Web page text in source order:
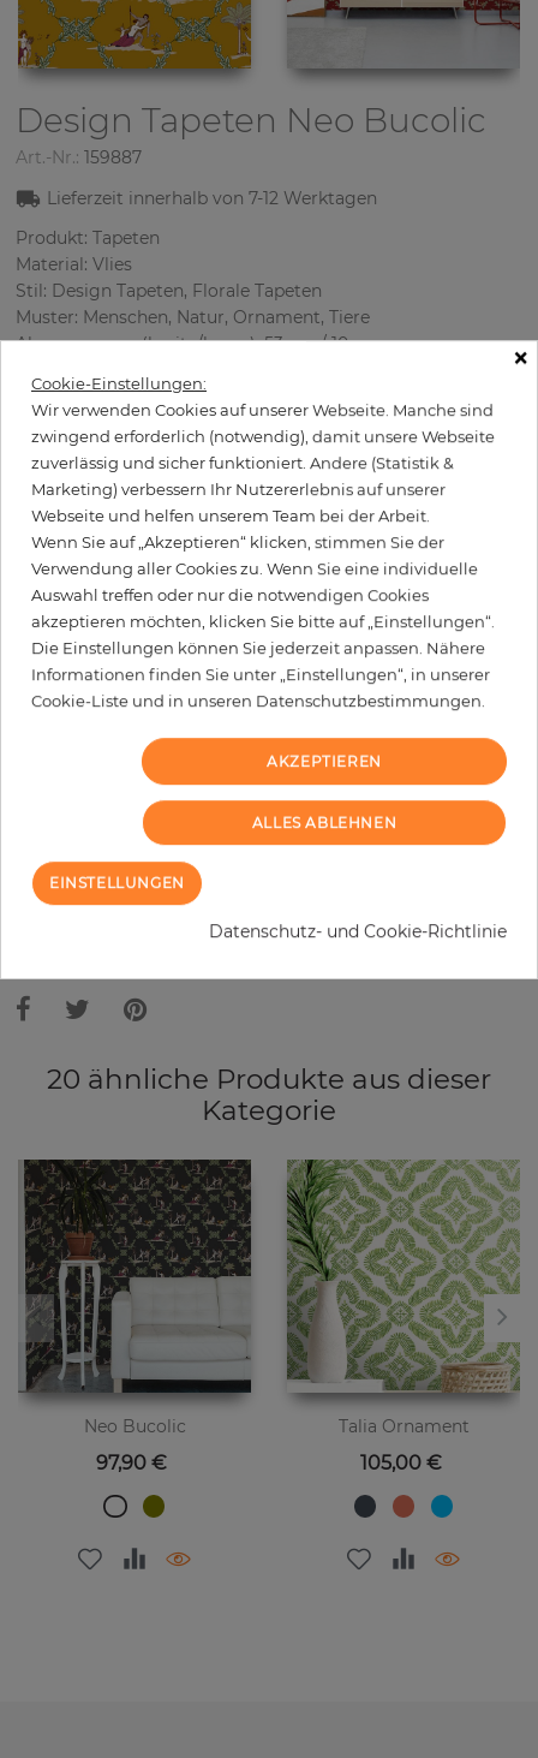
Design Tapeten Neo Bucolic
Art.-Nr.: 159887
Lieferzeit innerhalb von7-12 Werktagen
Produkt: Tapeten
Material: Vlies
Stil: Design Tapeten, Florale Tapeten
Muster: Menschen, Natur, Ornament, Tiere
Abmessungen (breite/lange): 53 cm / 10 m
Farbe: Weiß
Musterfarbe: Mehrfarbige
97,90 € per Rolle
Inkl. 19% MwSt. zzgl. Versand
Grundpreis pro m² - 18,47 €
Wird Kleister benötigt?
− +
IN DEN WARENKORB
MUSTER BESTELLEN
Bitte bedenken Sie, dass es aufgrund unterschiedlicher
Bildschirmeinstellungen zu Abweichungen vom Originalfarbton leicht
20 ähnliche Produkte aus dieser
Kategorie
Neo Bucolic
Preis
97,90 €
Talia Ornament
Preis
105,00 €
×
Cookie-Einstellungen:
Wir verwenden Cookies auf unserer Webseite. Manche sind
zwingend erforderlich (notwendig), damit unsere Webseite
zuverlässig und sicher funktioniert. Andere (Statistik &
Marketing) verbessern Ihr Nutzererlebnis auf unserer
Webseite und helfen unserem Team bei der Arbeit.
Wenn Sie auf „Akzeptieren“ klicken, stimmen Sie der
Verwendung aller Cookies zu. Wenn Sie eine individuelle
Auswahl treffen oder nur die notwendigen Cookies
akzeptieren möchten, klicken Sie bitte auf „Einstellungen“.
Die Einstellungen können Sie jederzeit anpassen. Nähere
Informationen finden Sie unter „Einstellungen“, in unserer
Cookie-Liste und in unseren Datenschutzbestimmungen.
AKZEPTIEREN
ALLES ABLEHNEN
EINSTELLUNGEN
Datenschutz- und Cookie-Richtlinie